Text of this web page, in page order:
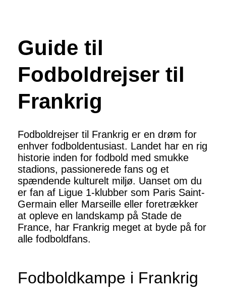
Guide til
Fodboldrejser til
Frankrig
Fodboldrejser til Frankrig er en drøm for
enhver fodboldentusiast. Landet har en rig
historie inden for fodbold med smukke
stadions, passionerede fans og et
spændende kulturelt miljø. Uanset om du
er fan af Ligue 1-klubber som Paris Saint-
Germain eller Marseille eller foretrækker
at opleve en landskamp på Stade de
France, har Frankrig meget at byde på for
alle fodboldfans.
Fodboldkampe i Frankrig